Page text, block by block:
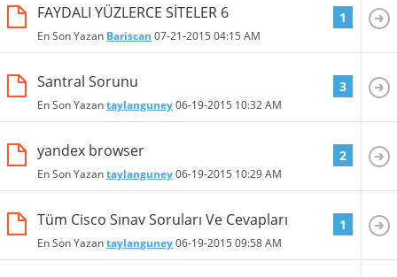
FAYDALI YÜZLERCE SİTELER 6
En Son Yazan Bariscan 07-21-2015 04:15 AM
1
Santral Sorunu
En Son Yazantaylanguney06-19-2015 10:32 AM
3
yandex browser
En Son Yazantaylanguney06-19-2015 10:29 AM
2
Tüm Cisco Sınav Soruları Ve Cevapları
En Son Yazantaylanguney06-19-2015 09:58 AM
1